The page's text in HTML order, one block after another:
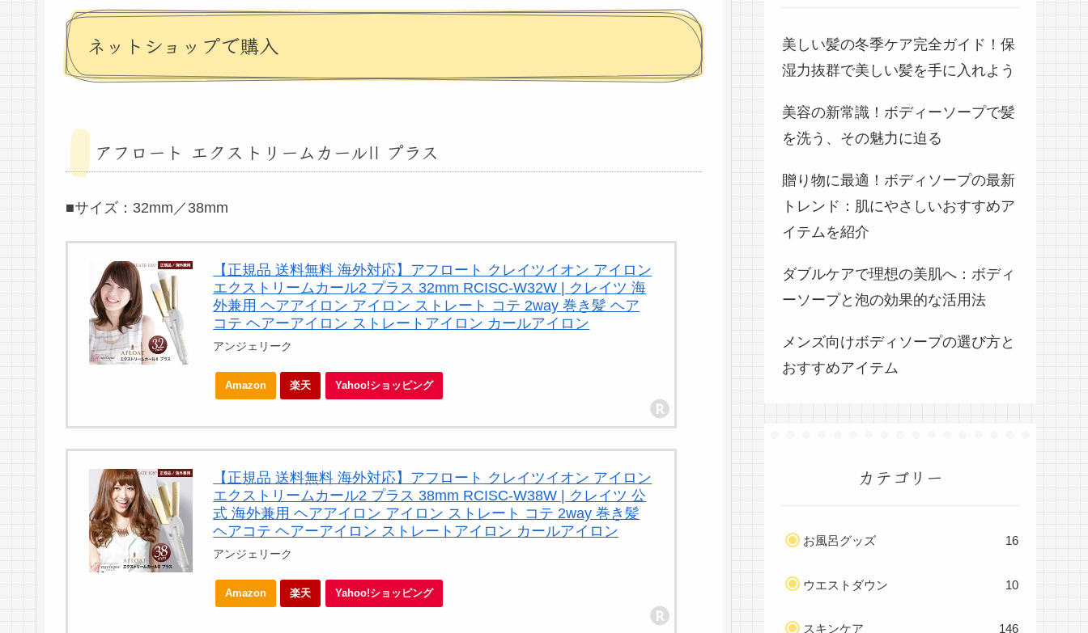
ネットショップで購入
アフロート エクストリームカールII プラス
■サイズ：32mm／38mm
【正規品 送料無料 海外対応】アフロート クレイツイオン アイロン
エクストリームカール2 プラス 32mm RCISC-W32W | クレイツ 海
外兼用 ヘアアイロン アイロン ストレート コテ 2way 巻き髪 ヘア
コテ ヘアーアイロン ストレートアイロン カールアイロン
アンジェリーク
Amazon 楽天 Yahoo!ショッピング
【正規品 送料無料 海外対応】アフロート クレイツイオン アイロン
エクストリームカール2 プラス 38mm RCISC-W38W | クレイツ 公
式 海外兼用 ヘアアイロン アイロン ストレート コテ 2way 巻き髪
ヘアコテ ヘアーアイロン ストレートアイロン カールアイロン
アンジェリーク
Amazon 楽天 Yahoo!ショッピング
美しい髪の冬季ケア完全ガイド！保
湿力抜群で美しい髪を手に入れよう
美容の新常識！ボディーソープで髪
を洗う、その魅力に迫る
贈り物に最適！ボディソープの最新
トレンド：肌にやさしいおすすめア
イテムを紹介
ダブルケアで理想の美肌へ：ボディ
ーソープと泡の効果的な活用法
メンズ向けボディソープの選び方と
おすすめアイテム
カテゴリー
お風呂グッズ 16
ウエストダウン 10
スキンケア 146